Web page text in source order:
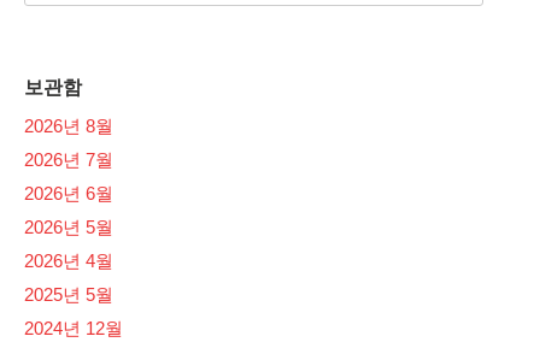
보관함
2026년 8월
2026년 7월
2026년 6월
2026년 5월
2026년 4월
2025년 5월
2024년 12월